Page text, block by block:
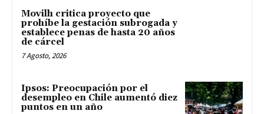
Movilh critica proyecto que
prohíbe la gestación subrogada y
establece penas de hasta 20 años
de cárcel
7 Agosto, 2026
Ipsos: Preocupación por el
desempleo en Chile aumentó diez
puntos en un año